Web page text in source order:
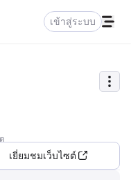
เข้าสู่ระบบ
เยี่ยมชมเว็บไซต์